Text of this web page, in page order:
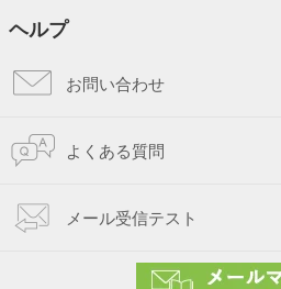
ヘルプ
お問い合わせ
よくある質問
メール受信テスト